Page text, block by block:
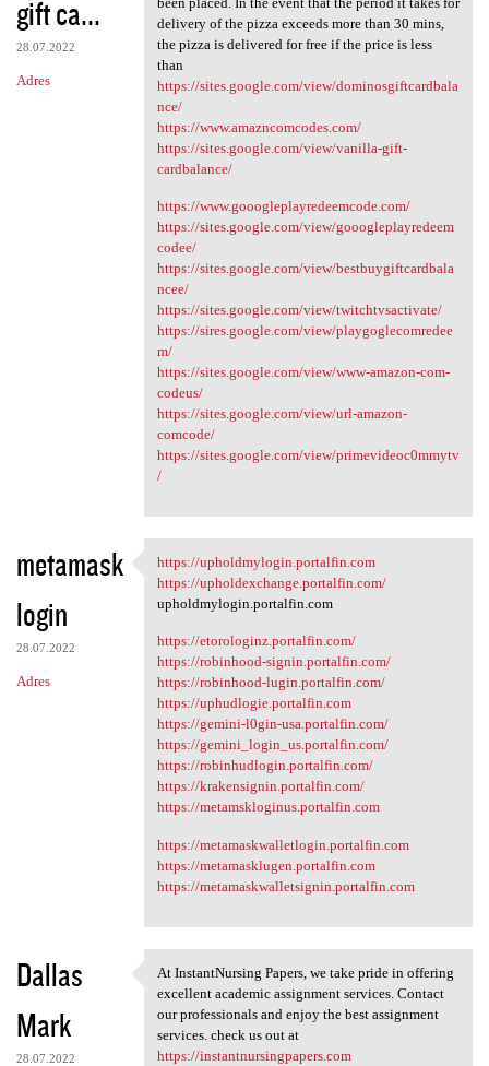
gift ca...
28.07.2022
Adres
delivery of the pizza exceeds more than 30 mins,
the pizza is delivered for free if the price is less
than
https://sites.google.com/view/dominosgiftcardbala
nce/
https://www.amazncomcodes.com/
https://sites.google.com/view/vanilla-gift-
cardbalance/
https://www.gooogleplayredeemcode.com/
https://sites.google.com/view/gooogleplayredeem
codee/
https://sites.google.com/view/bestbuygiftcardbala
ncee/
https://sites.google.com/view/twitchtvsactivate/
https://sires.google.com/view/playgoglecomredee
m/
https://sites.google.com/view/www-amazon-com-
codeus/
https://sites.google.com/view/url-amazon-
comcode/
https://sites.google.com/view/primevideoc0mmytv
/
metamask
login
28.07.2022
Adres
https://upholdmylogin
https://upholdmylogin.portalfin.com
https://upholdexchange.portalfin.com/
upholdmylogin.portalfin.com
https://etorologinz.portalfin.com/
https://robinhood-signin.portalfin.com/
https://robinhood-lugin.portalfin.com/
https://uphudlogie.portalfin.com
https://gemini-l0gin-usa.portalfin.com/
https://gemini_login_us.portalfin.com/
https://robinhudlogin.portalfin.com/
https://krakensignin.portalfin.com/
https://metamskloginus.portalfin.com
https://metamaskwalletlogin.portalfin.com
https://metamasklugen.portalfin.com
https://metamaskwalletsignin.portalfin.com
Dallas
Mark
28.07.2022
At InstantNursing Papers, we
At InstantNursing Papers, we take pride in offering
excellent academic assignment services. Contact
our professionals and enjoy the best assignment
services. check us out at
https://instantnursingpapers.com